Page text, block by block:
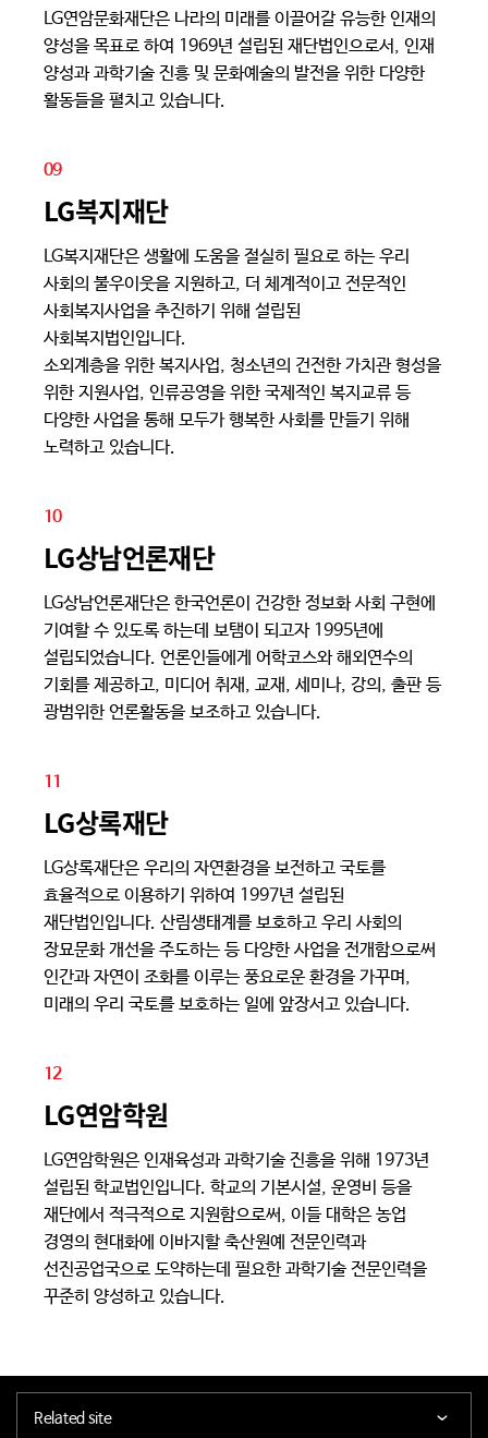
LG연암문화재단은 나라의 미래를 이끌어갈 유능한 인재의
양성을 목표로 하여 1969년 설립된 재단법인으로서, 인재
양성과 과학기술 진흥 및 문화예술의 발전을 위한 다양한
활동들을 펼치고 있습니다.
09
LG복지재단
LG복지재단은 생활에 도움을 절실히 필요로 하는 우리
사회의 불우이웃을 지원하고, 더 체계적이고 전문적인
사회복지사업을 추진하기 위해 설립된
사회복지법인입니다.
소외계층을 위한 복지사업, 청소년의 건전한 가치관 형성을
위한 지원사업, 인류공영을 위한 국제적인 복지교류 등
다양한 사업을 통해 모두가 행복한 사회를 만들기 위해
노력하고 있습니다.
10
LG상남언론재단
LG상남언론재단은 한국언론이 건강한 정보화 사회 구현에
기여할 수 있도록 하는데 보탬이 되고자 1995년에
설립되었습니다. 언론인들에게 어학코스와 해외연수의
기회를 제공하고, 미디어 취재, 교재, 세미나, 강의, 출판 등
광범위한 언론활동을 보조하고 있습니다.
11
LG상록재단
LG상록재단은 우리의 자연환경을 보전하고 국토를
효율적으로 이용하기 위하여 1997년 설립된
재단법인입니다. 산림생태계를 보호하고 우리 사회의
장묘문화 개선을 주도하는 등 다양한 사업을 전개함으로써
인간과 자연이 조화를 이루는 풍요로운 환경을 가꾸며,
미래의 우리 국토를 보호하는 일에 앞장서고 있습니다.
12
LG연암학원
LG연암학원은 인재육성과 과학기술 진흥을 위해 1973년
설립된 학교법인입니다. 학교의 기본시설, 운영비 등을
재단에서 적극적으로 지원함으로써, 이들 대학은 농업
경영의 현대화에 이바지할 축산원예 전문인력과
선진공업국으로 도약하는데 필요한 과학기술 전문인력을
꾸준히 양성하고 있습니다.
Related site